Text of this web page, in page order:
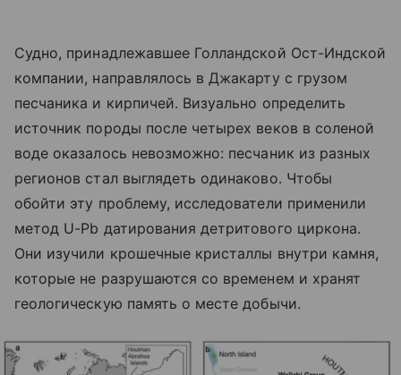
Судно, принадлежавшее Голландской Ост-Индской
компании, направлялось в Джакарту с грузом
песчаника и кирпичей. Визуально определить
источник породы после четырех веков в соленой
воде оказалось невозможно: песчаник из разных
регионов стал выглядеть одинаково. Чтобы
обойти эту проблему, исследователи применили
метод U-Pb датирования детритового циркона.
Они изучили крошечные кристаллы внутри камня,
которые не разрушаются со временем и хранят
геологическую память о месте добычи.